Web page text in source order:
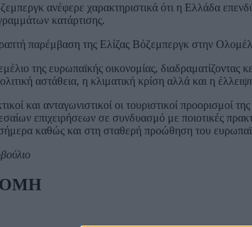
ανέφερε χαρακτηριστικά ότι η Ελλάδα
κατάρτισης.
παρέμβαση της Ελίζας Βόζεμπεργκ στην
της ευρωπαϊκής οικονομίας,
αστάθεια, η κλιματική κρίση αλλά και η
και ανταγωνιστικοί οι τουριστικοί
επιχειρήσεων σε συνδυασμό με ποιοτικές
καθώς και στη σταθερή προώθηση του